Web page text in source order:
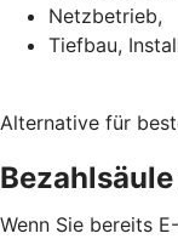
Netzbetrieb,
Tiefbau,
Alternative für
Wenn Sie bereits